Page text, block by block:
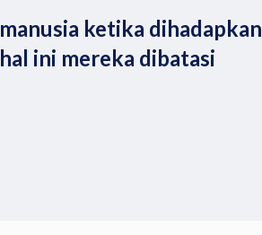
ketika dihadapkan
ini mereka dibatasi